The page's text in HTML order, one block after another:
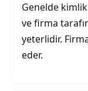
Genelde
ve firma
yeterlidir.
eder.